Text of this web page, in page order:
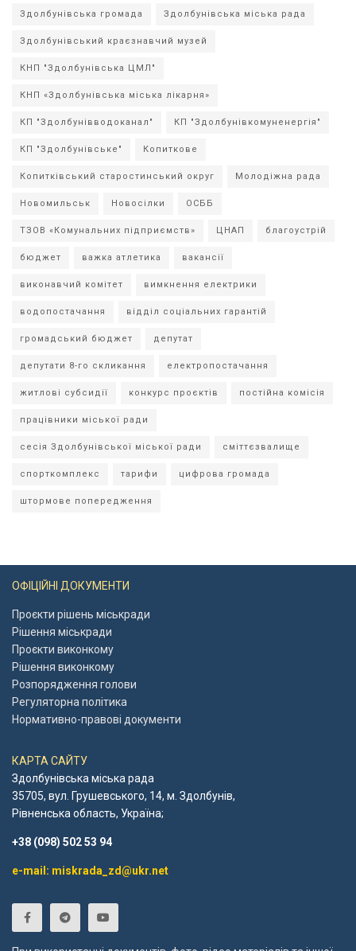
Здолбунівська громада Здолбунівська міська рада
Здолбунівський краєзнавчий музей
КНП "Здолбунівська ЦМЛ"
КНП «Здолбунівська міська лікарня»
КП "Здолбунівводоканал" КП "Здолбунівкомуненергія"
КП "Здолбунівське" Копиткове
Копитківський старостинський округ Молодіжна рада
Новомильськ Новосілки ОСББ
ТЗОВ «Комунальних підприємств» ЦНАП благоустрій
бюджет важка атлетика вакансії
виконавчий комітет вимкнення електрики
водопостачання відділ соціальних гарантій
громадський бюджет депутат
депутати 8-го скликання електропостачання
житлові субсидії конкурс проєктів постійна комісія
працівники міської ради
сесія Здолбунівської міської ради сміттєзвалище
спорткомплекс тарифи цифрова громада
штормове попередження
ОФІЦІЙНІ ДОКУМЕНТИ
Проєкти рішень міськради
Рішення міськради
Проєкти виконкому
Рішення виконкому
Розпорядження голови
Регуляторна політика
Нормативно-правові документи
КАРТА САЙТУ
Здолбунівська міська рада
35705, вул. Грушевського, 14, м. Здолбунів,
Рівненська область, Україна;
+38 (098) 502 53 94
e-mail: miskrada_zd@ukr.net